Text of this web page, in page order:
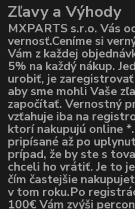
Zľavy a Výhody
MXPARTS s.r.o. Vás
vernosť.Ceníme si
Vám z každej
5% na každý nákup.
urobiť, je
aby sme mohli Vaše
započítať. Vernostný
vzťahuje iba na
ktorí nakupujú online
pripísané až po
prípad, že by ste s
chceli ho vrátiť. Je to
čím častejšie
v tom roku.Po
100€ Vám zvýši